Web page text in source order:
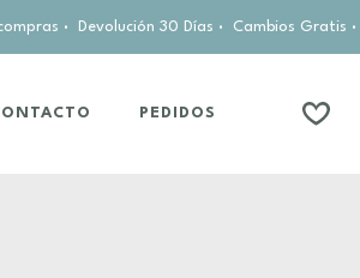
· Devolución 30 Días · Cambios Gratis ·
PEDIDOS